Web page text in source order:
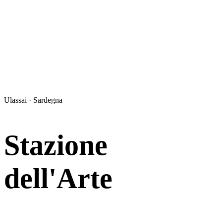
Ulassai · Sardegna
Stazione
dell'Arte